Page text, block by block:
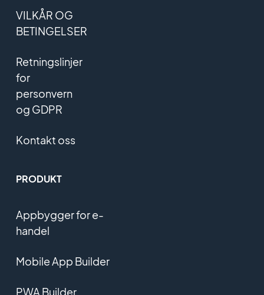
VILKÅR OG
BETINGELSER
Retningslinjer
for
personvern
og GDPR
Kontakt oss
PRODUKT
Appbygger for e-
handel
Mobile App Builder
PWA Builder